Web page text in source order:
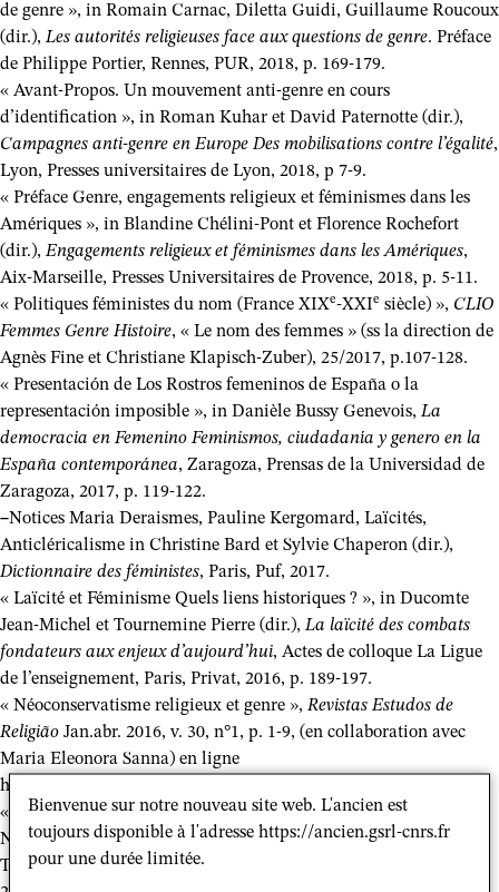
de genre », in Romain Carnac, Diletta Guidi, Guillaume Roucoux
(dir.), Les autorités religieuses face aux questions de genre. Préface
de Philippe Portier, Rennes, PUR, 2018, p. 169-179.
« Avant-Propos. Un mouvement anti-genre en cours
d’identification », in Roman Kuhar et David Paternotte (dir.),
Campagnes anti-genre en Europe Des mobilisations contre l’égalité,
Lyon, Presses universitaires de Lyon, 2018, p 7-9.
« Préface Genre, engagements religieux et féminismes dans les
Amériques », in Blandine Chélini-Pont et Florence Rochefort
(dir.), Engagements religieux et féminismes dans les Amériques,
Aix-Marseille, Presses Universitaires de Provence, 2018, p. 5-11.
« Politiques féministes du nom (France XIXe-XXIe siècle) », CLIO
Femmes Genre Histoire, « Le nom des femmes » (ss la direction de
Agnès Fine et Christiane Klapisch-Zuber), 25/2017, p.107-128.
« Presentación de Los Rostros femeninos de España o la
representación imposible », in Danièle Bussy Genevois, La
democracia en Femenino Feminismos, ciudadanía y genero en la
España contemporánea, Zaragoza, Prensas de la Universidad de
Zaragoza, 2017, p. 119-122.
–Notices Maria Deraismes, Pauline Kergomard, Laïcités,
Anticléricalisme in Christine Bard et Sylvie Chaperon (dir.),
Dictionnaire des féministes, Paris, Puf, 2017.
« Laïcité et Féminisme Quels liens historiques ? », in Ducomte
Jean-Michel et Tournemine Pierre (dir.), La laïcité des combats
fondateurs aux enjeux d’aujourd’hui, Actes de colloque La Ligue
de l’enseignement, Paris, Privat, 2016, p. 189-197.
« Néoconservatisme religieux et genre », Revistas Estudos de
Religião Jan.abr. 2016, v. 30, n°1, p. 1-9, (en collaboration avec
Maria Eleonora Sanna) en ligne
https://www.metodista.br/revistas/revistas-ims/index.php/ER
«
Genre et « mariage pour tous » : une guerre des valeurs ? »,
Nicolas Bancel, Pascal Blanchard, Nicolas Bancel et Dominic
Thomas (dir.),Vers la guerre des identités ?,
Bienvenue sur notre nouveau site web. L'ancien est
toujours disponible à l'adresse https://ancien.gsrl-cnrs.fr
pour une durée limitée.